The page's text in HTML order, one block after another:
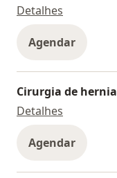
Detalhes
Agendar
Cirurgia de hernia
Detalhes
Agendar